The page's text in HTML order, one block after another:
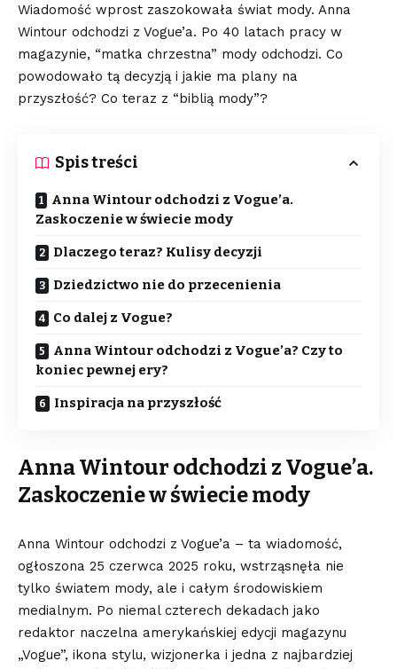
Wiadomość wprost zaszokowała świat mody. Anna
Wintour odchodzi z Vogue’a. Po 40 latach pracy w
magazynie, “matka chrzestna” mody odchodzi. Co
powodowało tą decyzją i jakie ma plany na
przyszłość? Co teraz z “biblią mody”?
Spis treści
Anna Wintour odchodzi z Vogue’a.
Zaskoczenie w świecie mody
Dlaczego teraz? Kulisy decyzji
Dziedzictwo nie do przecenienia
Co dalej z Vogue?
Anna Wintour odchodzi z Vogue’a? Czy to
koniec pewnej ery?
Inspiracja na przyszłość
Anna Wintour odchodzi z Vogue’a.
Zaskoczenie w świecie mody
Anna Wintour odchodzi z Vogue’a – ta wiadomość,
ogłoszona 25 czerwca 2025 roku, wstrząsnęła nie
tylko światem mody, ale i całym środowiskiem
medialnym. Po niemal czterech dekadach jako
redaktor naczelna amerykańskiej edycji magazynu
„Vogue”, ikona stylu, wizjonerka i jedna z najbardziej